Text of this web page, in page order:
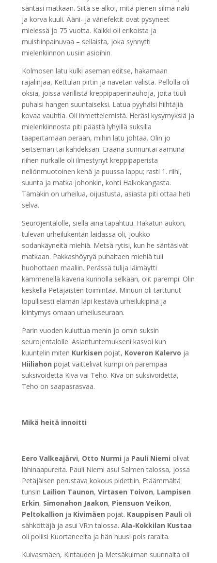
säntäsi matkaan. Siitä se alkoi, mitä pienen silmä näki
ja korva kuuli. Ääni- ja väriefektit ovat pysyneet
mielessä jo 75 vuotta. Kaikki oli erikoista ja
muistiinpainuvaa – sellaista, joka synnytti
mielenkiinnon uusiin asioihin.
Kolmosen latu kulki aseman editse, hakamaan
rajalinjaa, Kettulan pirtin ja navetan välistä. Pellolla oli
oksia, joissa värillistä kreppipaperinauhoja, joita tuuli
puhalsi hangen suuntaiseksi. Latua pyyhälsi hiihtäjiä
kovaa vauhtia. Oli ihmettelemistä. Heräsi kysymyksiä ja
mielenkiinnosta piti päästä lyhyillä suksilla
taapertamaan perään, mihin latu johtaa. Olin jo
seitsemän tai kahdeksan. Eräänä sunnuntai aamuna
riihen nurkalle oli ilmestynyt kreppipaperista
neliönmuotoinen kehä ja puussa lappu; rasti 1. riihi,
suunta ja matka johonkin, kohti Halkokangasta.
Tämäkin on urheilua, oijustusta, asiasta piti ottaa heti
selvä.
Seurojentalolle, siellä aina tapahtuu. Hakatun aukon,
tulevan urheilukentän laidassa oli, joukko
sodankäyneitä miehiä. Metsä rytisi, kun he säntäsivät
matkaan. Pakkashöyryä puhaltaen miehiä tuli
huohottaen maaliin. Perässä tulija läimäytti
kämmenellä kaveria kunnolla selkään, olit parempi. Olin
keskellä Petäjäisten toimintaa. Minuun oli tarttunut
lopullisesti elämän läpi kestävä urheilukipinä ja
kiintymys omaan urheiluseuraan.
Parin vuoden kuluttua menin jo omin suksin
seurojentalolle. Asiantuntemukseni kasvoi kun
kuuntelin miten Kurkisen pojat, Koveron Kalervo ja
Hiiliahon pojat väittelivät kumpi on parempaa
suksivoidetta Kiva vai Teho. Kiva on suksivoidetta,
Teho on saapasrasvaa.
Mikä heitä innoitti
Eero Valkeajärvi, Otto Nurmi ja Pauli Niemi olivat
lähinaapureita. Pauli Niemi asui Salmen talossa, jossa
Petäjäisen perustava kokous pidettiin. Etäämmältä
tunsin Lailion Taunon, Virtasen Toivon, Lampisen
Erkin, Simonahon Jaakon, Piensuon Veikon,
Peltokallion ja Kivimäen pojat. Kauppisen Pauli oli
sähköttäjä ja asui VR:n talossa. Ala-Kokkilan Kustaa
oli poliisi Kuortaneelta ja hän huusi pois raralta.
Kuivasmäen, Kintauden ja Metsäkulman suunnalta oli